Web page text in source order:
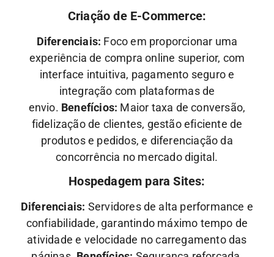
Criação de E-Commerce:
Diferenciais: Foco em proporcionar uma
experiência de compra online superior, com
interface intuitiva, pagamento seguro e
integração com plataformas de
envio. Benefícios: Maior taxa de conversão,
fidelização de clientes, gestão eficiente de
produtos e pedidos, e diferenciação da
concorrência no mercado digital.
Hospedagem para Sites:
Diferenciais: Servidores de alta performance e
confiabilidade, garantindo máximo tempo de
atividade e velocidade no carregamento das